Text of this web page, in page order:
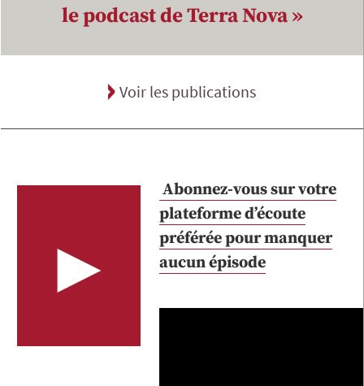
le podcast de Terra Nova »
Voir les publications
►
Abonnez-vous sur votre
plateforme d’écoute
préférée pour manquer
aucun épisode